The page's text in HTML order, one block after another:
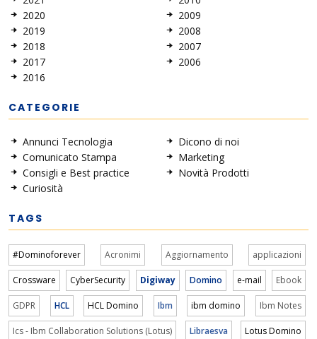
2020
2019
2018
2017
2016
2009
2008
2007
2006
CATEGORIE
Annunci Tecnologia
Comunicato Stampa
Consigli e Best practice
Curiosità
Dicono di noi
Marketing
Novità Prodotti
TAGS
#Dominoforever Acronimi Aggiornamento applicazioni
Crossware CyberSecurity Digiway Domino e-mail Ebook
GDPR HCL HCL Domino Ibm ibm domino Ibm Notes
Ics - Ibm Collaboration Solutions (Lotus) Libraesva Lotus Domino